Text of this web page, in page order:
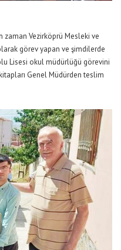
zaman Vezirköprü Mesleki ve
görev yapan ve şimdilerde
Lisesi okul müdürlüğü görevini
Genel Müdürden teslim